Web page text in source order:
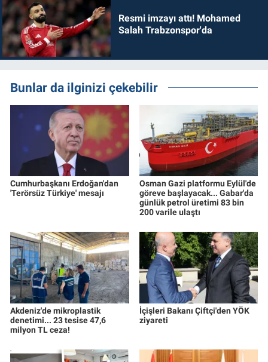
Resmi imzayı attı! Mohamed
Salah Trabzonspor'da
Bunlar da ilginizi çekebilir
Cumhurbaşkanı Erdoğan'dan
'Terörsüz Türkiye' mesajı
Osman Gazi platformu Eylül'de
göreve başlayacak... Gabar'da
günlük petrol üretimi 83 bin
200 varile ulaştı
Akdeniz'de mikroplastik
denetimi... 23 tesise 47,6
milyon TL ceza!
İçişleri Bakanı Çiftçi'den YÖK
ziyareti